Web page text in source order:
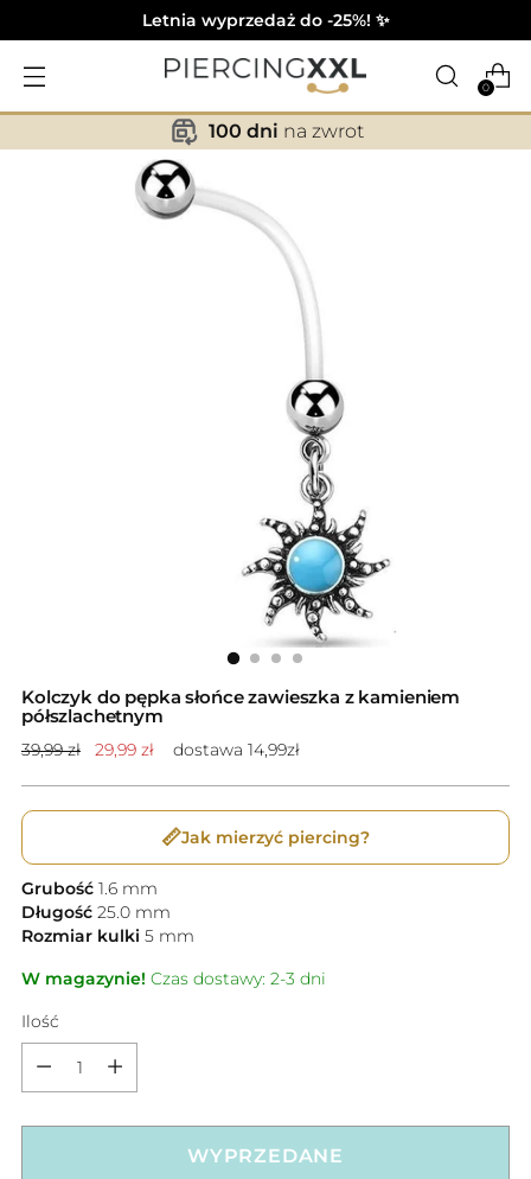
Letnia wyprzedaż do -25%! ✨
0
✕
100 dni na zwrot
Kolczyk do pępka słońce zawieszka z kamieniem
półszlachetnym
Cena
39,99 zł 29,99 zł dostawa 14,99zł
📏Jak mierzyć piercing?
Grubość 1.6 mm
Długość 25.0 mm
Rozmiar kulki 5 mm
W magazynie! Czas dostawy: 2-3 dni
Ilość
WYPRZEDANE